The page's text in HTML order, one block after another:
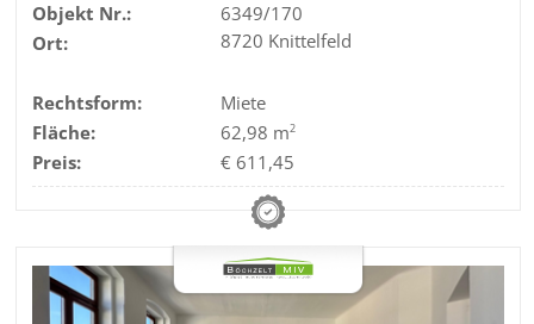
Objekt Nr.:
6349/170
Ort:
8720 Knittelfeld
Rechtsform:
Miete
Fläche:
62,98 m2
Preis: € 611,45